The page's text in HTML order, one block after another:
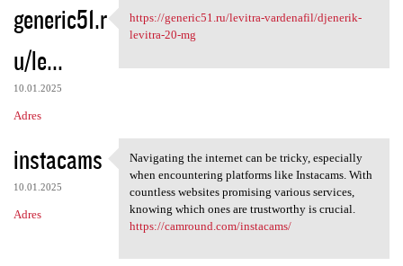
generic51.r
u/le...
10.01.2025
Adres
https://generic51.ru/levitra
https://generic51.ru/levitra-vardenafil/djenerik-
levitra-20-mg
instacams
10.01.2025
Adres
Navigating the internet can
Navigating the internet can be tricky, especially
when encountering platforms like Instacams. With
countless websites promising various services,
knowing which ones are trustworthy is crucial.
https://camround.com/instacams/